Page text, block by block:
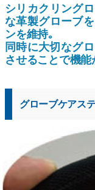
シリカクリング
な革製グローブ
ンを維持｡
同時に大切なグ
させることで機
グローブケアス